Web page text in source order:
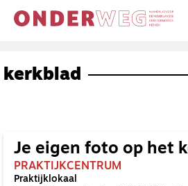
kerkblad
Je eigen foto op het
PRAKTIJKCENTRUM
Praktijklokaal